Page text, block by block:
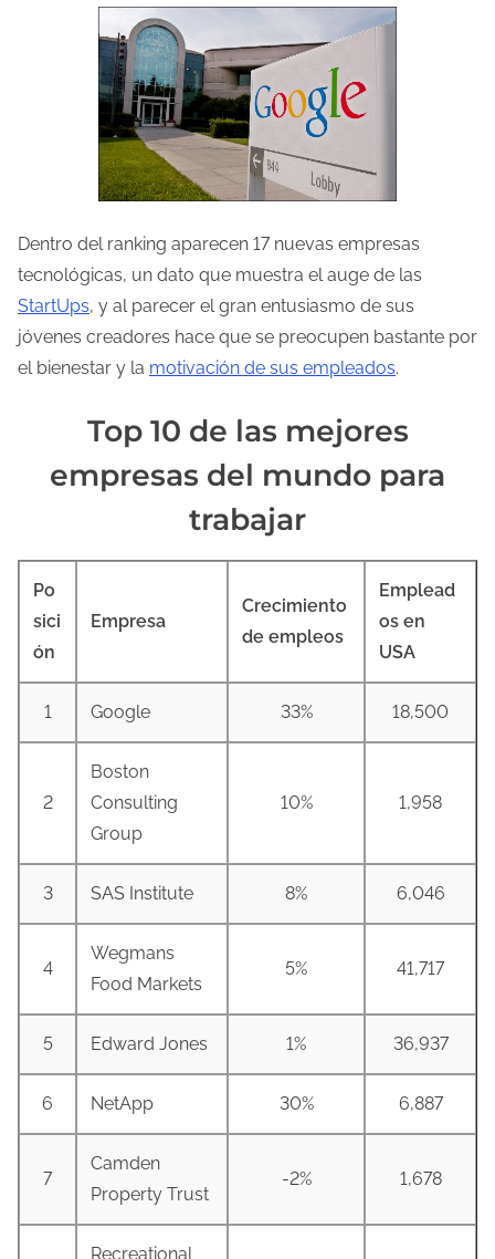
Dentro del ranking aparecen 17 nuevas empresas
tecnológicas, un dato que muestra el auge de las
StartUps, y al parecer el gran entusiasmo de sus
jóvenes creadores hace que se preocupen bastante por
el bienestar y la motivación de sus empleados.
Top 10 de las mejores
empresas del mundo para
trabajar
Po
sici
ón
Empresa
Crecimiento
de empleos
Emplead
os en
USA
1 Google 33% 18,500
2
Boston
Consulting
Group
10% 1,958
3 SAS Institute 8% 6,046
4
Wegmans
Food Markets
5% 41,717
5 Edward Jones 1% 36,937
6 NetApp 30% 6,887
7
Camden
Property Trust
-2% 1,678
Recreational